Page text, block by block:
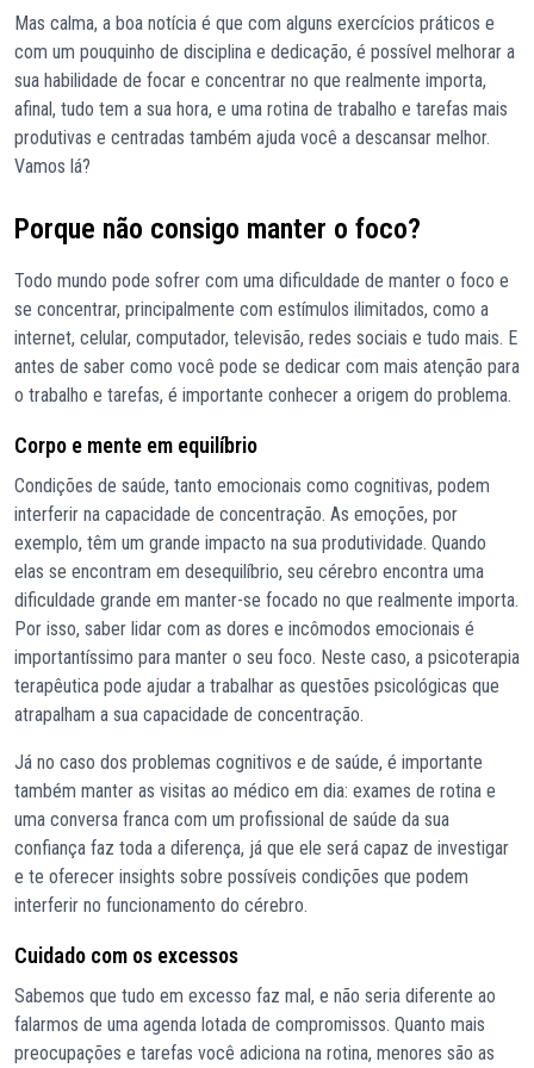
Mas calma, a boa notícia é que com alguns exercícios práticos e
com um pouquinho de disciplina e dedicação, é possível melhorar a
sua habilidade de focar e concentrar no que realmente importa,
afinal, tudo tem a sua hora, e uma rotina de trabalho e tarefas mais
produtivas e centradas também ajuda você a descansar melhor.
Vamos lá?
Porque não consigo manter o foco?
Todo mundo pode sofrer com uma dificuldade de manter o foco e
se concentrar, principalmente com estímulos ilimitados, como a
internet, celular, computador, televisão, redes sociais e tudo mais. E
antes de saber como você pode se dedicar com mais atenção para
o trabalho e tarefas, é importante conhecer a origem do problema.
Corpo e mente em equilíbrio
Condições de saúde, tanto emocionais como cognitivas, podem
interferir na capacidade de concentração. As emoções, por
exemplo, têm um grande impacto na sua produtividade. Quando
elas se encontram em desequilíbrio, seu cérebro encontra uma
dificuldade grande em manter-se focado no que realmente importa.
Por isso, saber lidar com as dores e incômodos emocionais é
importantíssimo para manter o seu foco. Neste caso, a psicoterapia
terapêutica pode ajudar a trabalhar as questões psicológicas que
atrapalham a sua capacidade de concentração.
Já no caso dos problemas cognitivos e de saúde, é importante
também manter as visitas ao médico em dia: exames de rotina e
uma conversa franca com um profissional de saúde da sua
confiança faz toda a diferença, já que ele será capaz de investigar
e te oferecer insights sobre possíveis condições que podem
interferir no funcionamento do cérebro.
Cuidado com os excessos
Sabemos que tudo em excesso faz mal, e não seria diferente ao
falarmos de uma agenda lotada de compromissos. Quanto mais
preocupações e tarefas você adiciona na rotina, menores são as